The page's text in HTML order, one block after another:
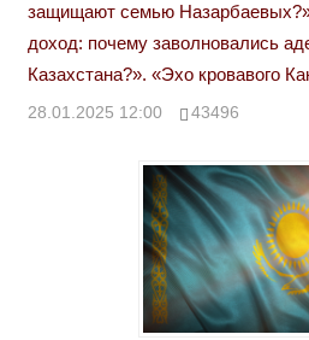
защищают семью
доход: почему заволновались
Казахстана?». «Эхо кровавого
28.01.2025 12:00 43496